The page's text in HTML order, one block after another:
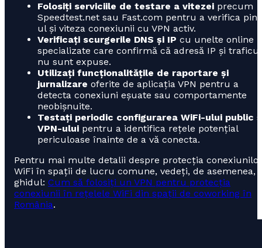
Folosiți serviciile de testare a vitezei precum
Speedtest.net sau Fast.com pentru a verifica
ul și viteza conexiunii cu VPN activ.
Verificați scurgerile DNS și IP cu unelte online
specializate care confirmă că adresă IP și traficul
nu sunt expuse.
Utilizați funcționalitățile de raportare și
jurnalizare oferite de aplicația VPN pentru a
detecta conexiuni eșuate sau comportamente
neobișnuite.
Testați periodic configurarea WiFi-ului public
VPN-ului pentru a identifica rețele potențial
periculoase înainte de a vă conecta.
Pentru mai multe detalii despre protecția conexiunilor
WiFi în spații de lucru comune, vedeți, de asemenea,
ghidul: Cum să folosiți un VPN pentru protecția
conexiunii în rețelele WiFi din spații de coworking în
România.